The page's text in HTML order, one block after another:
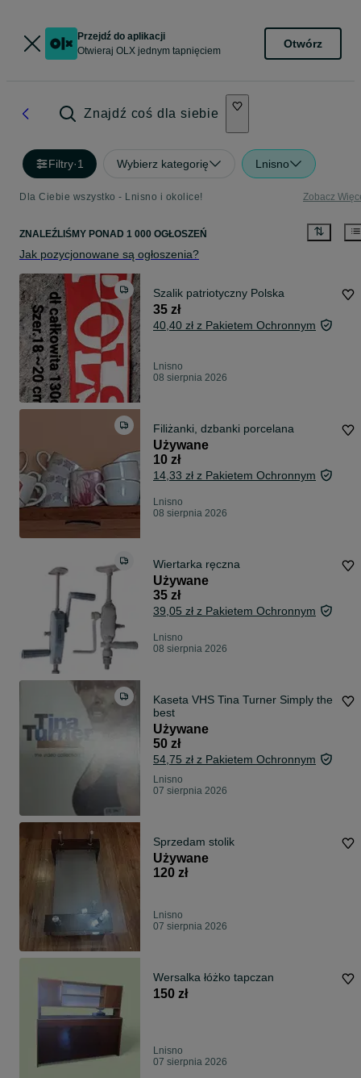
Przejdź do aplikacji
Otwieraj OLX jednym tapnięciem
Otwórz
Znajdź coś dla siebie
Filtry·1 Wybierz kategorię Lnisno
Dla Ciebie wszystko - Lnisno i okolice! Zobacz
ZNALEŹLIŚMY PONAD 1 000 OGŁOSZEŃ
Jak pozycjonowane są ogłoszenia?
Szalik patriotyczny Polska
35 zł
40,40 zł z Pakietem Ochronnym
Lnisno
08 sierpnia 2026
Filiżanki, dzbanki porcelana
Używane
10 zł
14,33 zł z Pakietem Ochronnym
Lnisno
08 sierpnia 2026
Wiertarka ręczna
Używane
35 zł
39,05 zł z Pakietem Ochronnym
Lnisno
08 sierpnia 2026
Kaseta VHS Tina Turner Simply the
best
Używane
50 zł
54,75 zł z Pakietem Ochronnym
Lnisno
07 sierpnia 2026
Sprzedam stolik
Używane
120 zł
Lnisno
07 sierpnia 2026
Wersalka łóżko tapczan
150 zł
Lnisno
07 sierpnia 2026